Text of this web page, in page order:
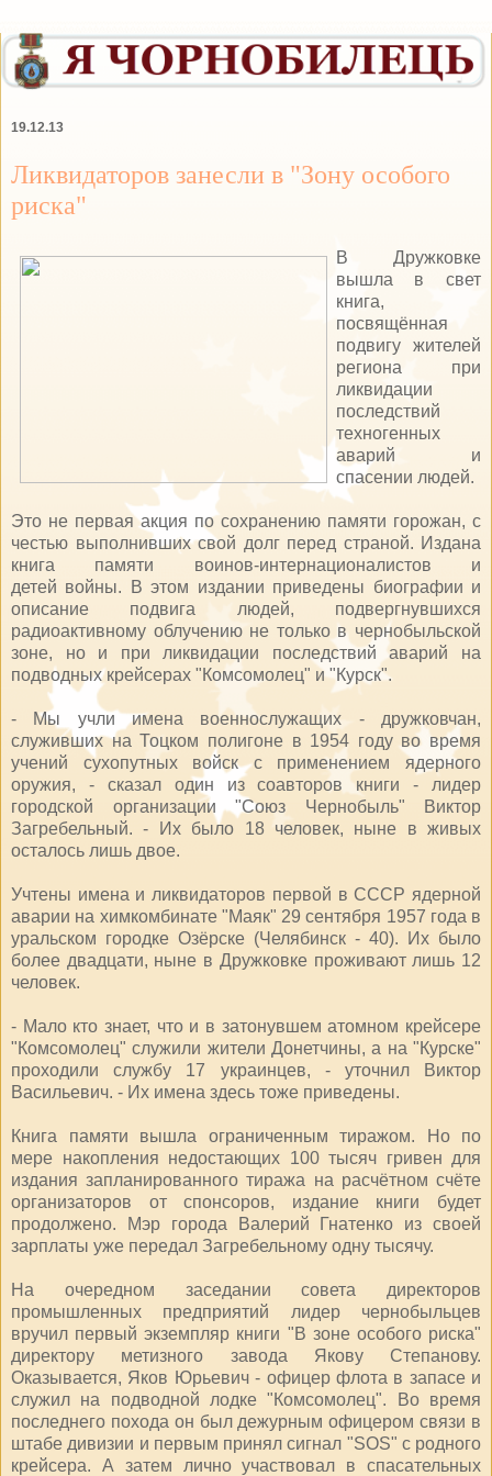
19.12.13
Ликвидаторов занесли в "Зону особого
риска"
В Дружковке
вышла в свет
книга,
посвящённая
подвигу жителей
региона при
ликвидации
последствий
техногенных
аварий и
спасении людей.
Это не первая акция по сохранению памяти горожан, с
честью выполнивших свой долг перед страной. Издана
книга памяти воинов-интернационалистов и
детей войны. В этом издании приведены биографии и
описание подвига людей, подвергнувшихся
радиоактивному облучению не только в чернобыльской
зоне, но и при ликвидации последствий аварий на
подводных крейсерах "Комсомолец" и "Курск".
- Мы учли имена военнослужащих - дружковчан,
служивших на Тоцком полигоне в 1954 году во время
учений сухопутных войск с применением ядерного
оружия, - сказал один из соавторов книги - лидер
городской организации "Союз Чернобыль" Виктор
Загребельный. - Их было 18 человек, ныне в живых
осталось лишь двое.
Учтены имена и ликвидаторов первой в СССР ядерной
аварии на химкомбинате "Маяк" 29 сентября 1957 года в
уральском городке Озёрске (Челябинск - 40). Их было
более двадцати, ныне в Дружковке проживают лишь 12
человек.
- Мало кто знает, что и в затонувшем атомном крейсере
"Комсомолец" служили жители Донетчины, а на "Курске"
проходили службу 17 украинцев, - уточнил Виктор
Васильевич. - Их имена здесь тоже приведены.
Книга памяти вышла ограниченным тиражом. Но по
мере накопления недостающих 100 тысяч гривен для
издания запланированного тиража на расчётном счёте
организаторов от спонсоров, издание книги будет
продолжено. Мэр города Валерий Гнатенко из своей
зарплаты уже передал Загребельному одну тысячу.
На очередном заседании совета директоров
промышленных предприятий лидер чернобыльцев
вручил первый экземпляр книги "В зоне особого риска"
директору метизного завода Якову Степанову.
Оказывается, Яков Юрьевич - офицер флота в запасе и
служил на подводной лодке "Комсомолец". Во время
последнего похода он был дежурным офицером связи в
штабе дивизии и первым принял сигнал "SOS" с родного
крейсера. А затем лично участвовал в спасательных